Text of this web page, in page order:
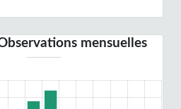
mensuelles